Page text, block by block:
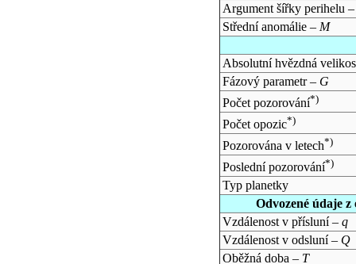
Argument šířky perihelu
Střední anomálie – M
Absolutní hvězdná
Fázový parametr – G
Počet pozorování*)
Počet opozic*)
Pozorována v letech*)
Poslední pozorování*)
Typ planetky
Odvozené údaje
Vzdálenost v přísluní – q
Vzdálenost v odsluní – Q
Oběžná doba – T